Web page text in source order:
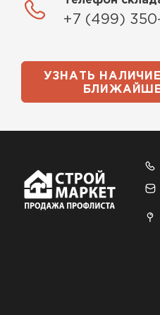
+7 (499)
УЗНАТЬ